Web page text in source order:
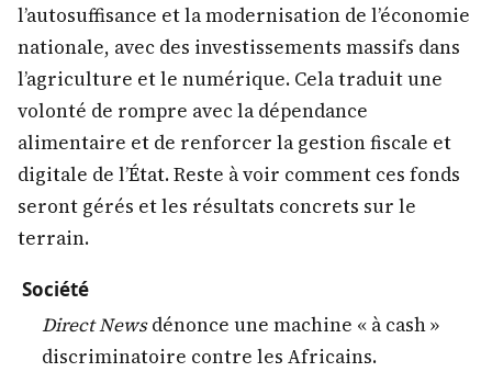
l’autosuffisance et la modernisation de l’économie
nationale, avec des investissements massifs dans
l’agriculture et le numérique. Cela traduit une
volonté de rompre avec la dépendance
alimentaire et de renforcer la gestion fiscale et
digitale de l’État. Reste à voir comment ces fonds
seront gérés et les résultats concrets sur le
terrain.
Société
Direct Newsdénonce une machine « à cash »
discriminatoire contre les Africains.